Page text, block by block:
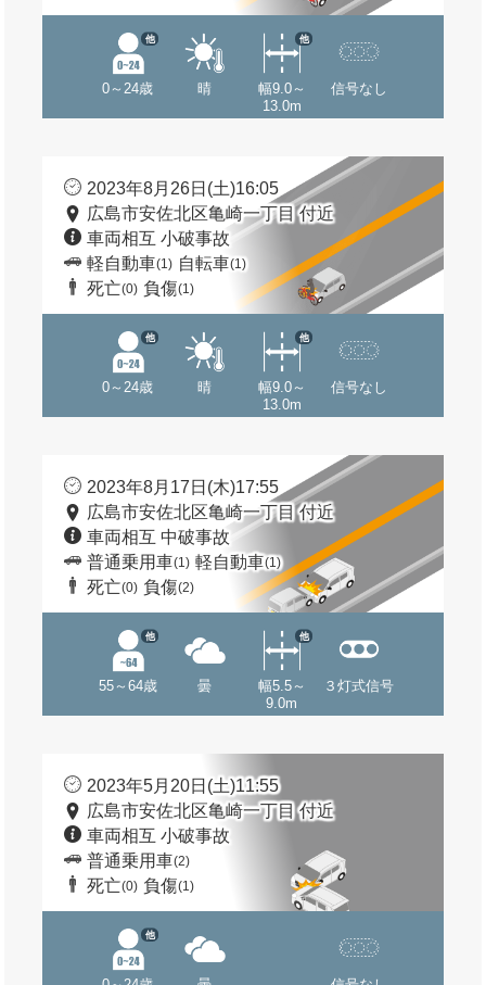
0～24歳
他
晴
幅9.0～
13.0m
他
信号なし
2023年8月26日(土)16:05
広島市安佐北区亀崎一丁目 付近
車両相互 小破事故
軽自動車(1) 自転車(1)
死亡(0) 負傷(1)
0～24歳
他
晴
幅9.0～
13.0m
他
信号なし
2023年8月17日(木)17:55
広島市安佐北区亀崎一丁目 付近
車両相互 中破事故
普通乗用車(1) 軽自動車(1)
死亡(0) 負傷(2)
55～64歳
他
曇
幅5.5～
9.0m
他
３灯式信号
2023年5月20日(土)11:55
広島市安佐北区亀崎一丁目 付近
車両相互 小破事故
普通乗用車(2)
死亡(0) 負傷(1)
他